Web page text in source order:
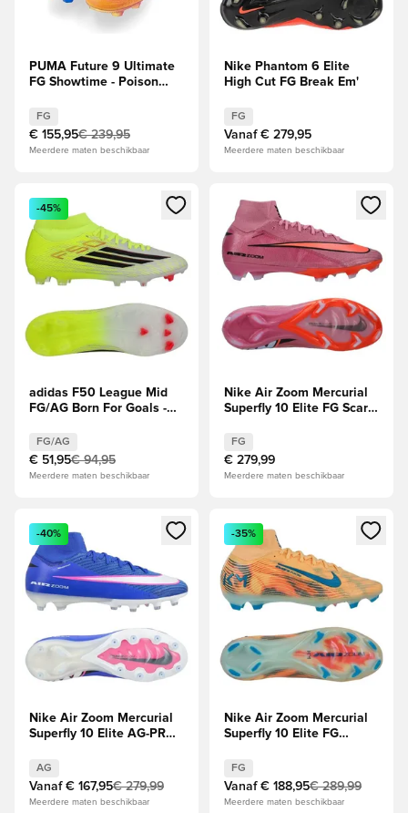
PUMA Future 9 Ultimate
FG Showtime - Poison
Stream/Blauw/Wit
FG
€ 155,95€ 239,95
Meerdere maten beschikbaar
Nike Phantom 6 Elite
High Cut FG Break Em'
FG
Vanaf € 279,95
Meerdere maten beschikbaar
Opent een venster om in te loggen of je aan te melden als
-45%
adidas F50 League Mid
FG/AG Born For Goals -
FG/AG
€ 51,95€ 94,95
Meerdere maten beschikbaar
Opent een venster om in te
Nike Air Zoom Mercurial
Superfly 10 Elite FG Scary
flamingo/Zwart/Oranje
FG
€ 279,99
Meerdere maten beschikbaar
Opent een venster om in te loggen of je aan te melden als
-40%
Nike Air Zoom Mercurial
Superfly 10 Elite AG-PRO
AG
Vanaf € 167,95€ 279,99
Meerdere maten beschikbaar
Opent een venster om in te
-35%
Nike Air Zoom Mercurial
Superfly 10 Elite FG
Oranje/Neo-
turkoois/Groen
FG
Vanaf € 188,95€ 289,99
Meerdere maten beschikbaar